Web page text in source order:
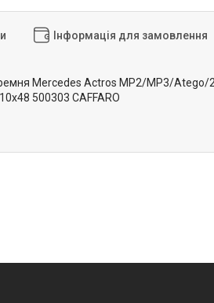
Інформація для замовлення
Mercedes Actros MP2/MP3/
500303 CAFFARO